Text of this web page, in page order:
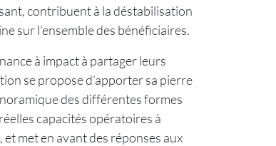
contribuent à la déstabilisation
sur l’ensemble des bénéficiaires.
à impact à partager leurs
se propose d’apporter sa pierre
des différentes formes
capacités opératoires à
et met en avant des réponses aux